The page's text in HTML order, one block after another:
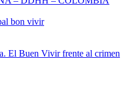
bon vivir
El Buen Vivir frente al crimen